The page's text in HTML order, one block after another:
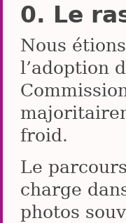
Le
Nous
l’adoption
froid.
Le
charge
photos